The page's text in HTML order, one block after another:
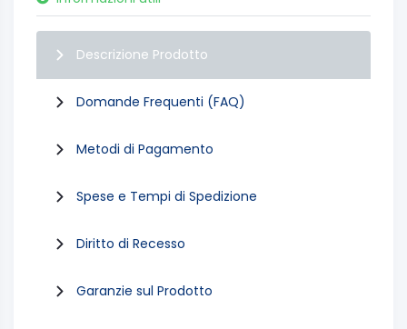
Descrizione Prodotto
Domande Frequenti (FAQ)
Metodi di Pagamento
Spese e Tempi di Spedizione
Diritto di Recesso
Garanzie sul Prodotto